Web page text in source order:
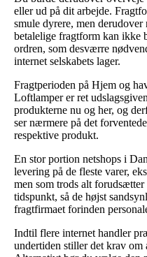
eller ud på dit arbejde.
smule dyrere, men
betalelige fragtform kan ikke
ordren, som desværre
internet selskabets lager.
Fragtperioden på Hjem og
Loftlamper er ret
produkterne nu og her, og
ser nærmere på det
respektive produkt.
En stor portion netshops i
levering på de fleste varer,
men som trods alt
tidspunkt, så de højst
fragtfirmaet forinden
Indtil flere internet handler
undertiden stiller det krav om